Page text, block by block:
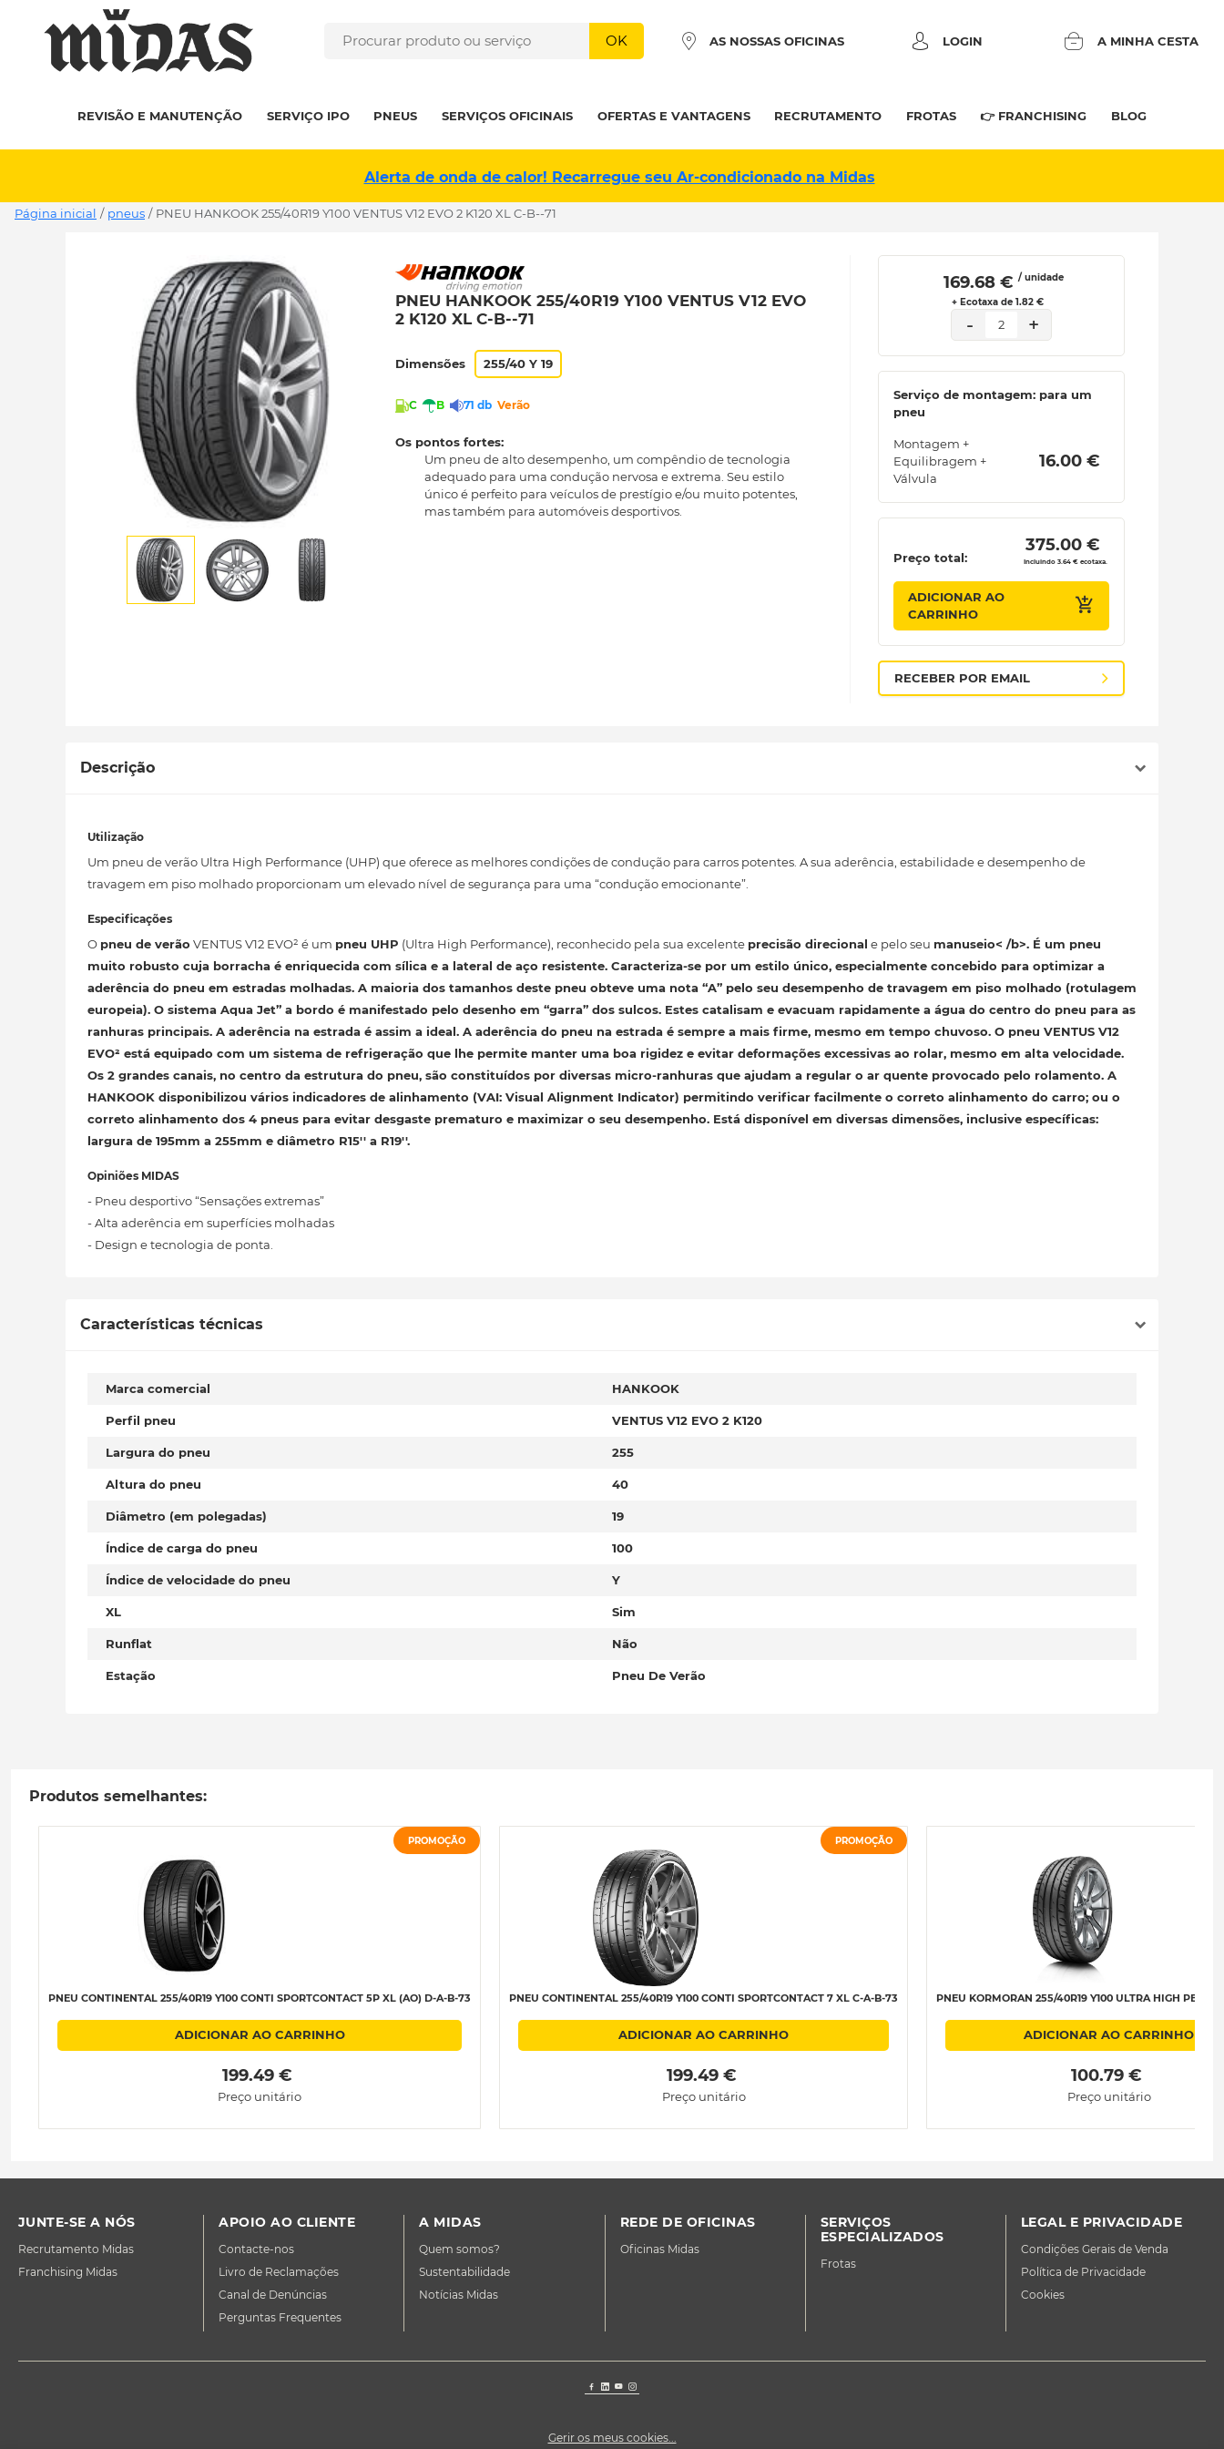
OK AS NOSSAS OFICINAS LOGIN A MINHA CESTA
REVISÃO E MANUTENÇÃO SERVIÇO IPO PNEUS SERVIÇOS OFICINAIS OFERTAS E VANTAGENS RECRUTAMENTO FROTAS 👉 FRANCHISING BLOG
Alerta de onda de calor! Recarregue seu Ar-condicionado na Midas
Página inicial / pneus / PNEU HANKOOK 255/40R19 Y100 VENTUS V12 EVO 2 K120 XL C-B--71
PNEU HANKOOK 255/40R19 Y100 VENTUS V12 EVO
2 K120 XL C-B--71
Dimensões 255/40 Y 19
C B 71 db Verão
Os pontos fortes:
Um pneu de alto desempenho, um compêndio de tecnologia
adequado para uma condução nervosa e extrema. Seu estilo
único é perfeito para veículos de prestígio e/ou muito potentes,
mas também para automóveis desportivos.
169.68 € / unidade
+ Ecotaxa de 1.82 €
- 2 +
Serviço de montagem: para um
pneu
Montagem +
Equilibragem +
Válvula
16.00 €
Preço total:
375.00 €
Incluindo 3.64 € ecotaxa.
ADICIONAR AO
CARRINHO
RECEBER POR EMAIL
Descrição
Utilização
Um pneu de verão Ultra High Performance (UHP) que oferece as melhores condições de condução para carros potentes. A sua aderência, estabilidade e desempenho de
travagem em piso molhado proporcionam um elevado nível de segurança para uma “condução emocionante”.
Especificações
O pneu de verão VENTUS V12 EVO² é um pneu UHP (Ultra High Performance), reconhecido pela sua excelente precisão direcional e pelo seu manuseio< /b>. É um pneu
muito robusto cuja borracha é enriquecida com sílica e a lateral de aço resistente. Caracteriza-se por um estilo único, especialmente concebido para optimizar a
aderência do pneu em estradas molhadas. A maioria dos tamanhos deste pneu obteve uma nota “A” pelo seu desempenho de travagem em piso molhado (rotulagem
europeia). O sistema Aqua Jet” a bordo é manifestado pelo desenho em “garra” dos sulcos. Estes catalisam e evacuam rapidamente a água do centro do pneu para as
ranhuras principais. A aderência na estrada é assim a ideal. A aderência do pneu na estrada é sempre a mais firme, mesmo em tempo chuvoso. O pneu VENTUS V12
EVO² está equipado com um sistema de refrigeração que lhe permite manter uma boa rigidez e evitar deformações excessivas ao rolar, mesmo em alta velocidade.
Os 2 grandes canais, no centro da estrutura do pneu, são constituídos por diversas micro-ranhuras que ajudam a regular o ar quente provocado pelo rolamento. A
HANKOOK disponibilizou vários indicadores de alinhamento (VAI: Visual Alignment Indicator) permitindo verificar facilmente o correto alinhamento do carro; ou o
correto alinhamento dos 4 pneus para evitar desgaste prematuro e maximizar o seu desempenho. Está disponível em diversas dimensões, inclusive específicas:
largura de 195mm a 255mm e diâmetro R15'' a R19''.
Opiniões MIDAS
- Pneu desportivo “Sensações extremas”
- Alta aderência em superfícies molhadas
- Design e tecnologia de ponta.
Características técnicas
Marca comercial HANKOOK
Perfil pneu VENTUS V12 EVO 2 K120
Largura do pneu 255
Altura do pneu 40
Diâmetro (em polegadas) 19
Índice de carga do pneu 100
Índice de velocidade do pneu Y
XL Sim
Runflat Não
Estação Pneu De Verão
Produtos semelhantes:
PROMOÇÃO
PNEU CONTINENTAL 255/40R19 Y100 CONTI SPORTCONTACT 5P XL (AO) D-A-B-73
ADICIONAR AO CARRINHO
199.49 €
Preço unitário
PROMOÇÃO
PNEU CONTINENTAL 255/40R19 Y100 CONTI SPORTCONTACT 7 XL C-A-B-73
ADICIONAR AO CARRINHO
199.49 €
Preço unitário
PNEU KORMORAN 255/40R19 Y100 ULTRA HIGH
ADICIONAR AO CARRINHO
100.79 €
Preço unitário
JUNTE-SE A NÓS
Recrutamento Midas
Franchising Midas
APOIO AO CLIENTE
Contacte-nos
Livro de Reclamações
Canal de Denúncias
Perguntas Frequentes
A MIDAS
Quem somos?
Sustentabilidade
Notícias Midas
REDE DE OFICINAS
Oficinas Midas
SERVIÇOS
ESPECIALIZADOS
Frotas
LEGAL E PRIVACIDADE
Condições Gerais de Venda
Política de Privacidade
Cookies
Gerir os meus cookies...